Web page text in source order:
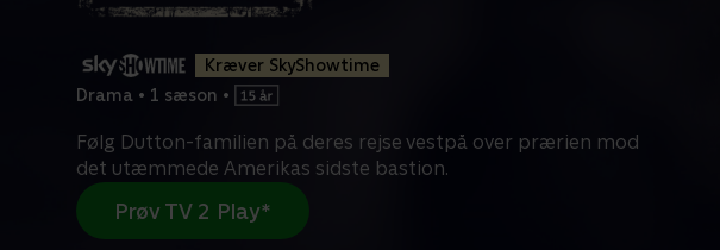
Kræver SkyShowtime
Drama • 1 sæson •
Følg Dutton-familien på deres rejse vestpå over prærien mod
det utæmmede Amerikas sidste bastion.
Prøv TV 2 Play*